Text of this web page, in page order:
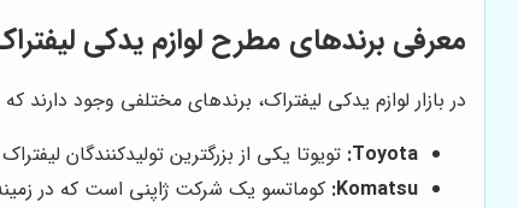
معرفی برندهای مطرح لوازم یدکی
در بازار لوازم یدکی لیفتراک، برندهای مختلفی وجود
Toyota: تویوتا یکی از بزرگترین تولیدکنندگان
Komatsu: کوماتسو یک شرکت ژاپنی است که در زمینه